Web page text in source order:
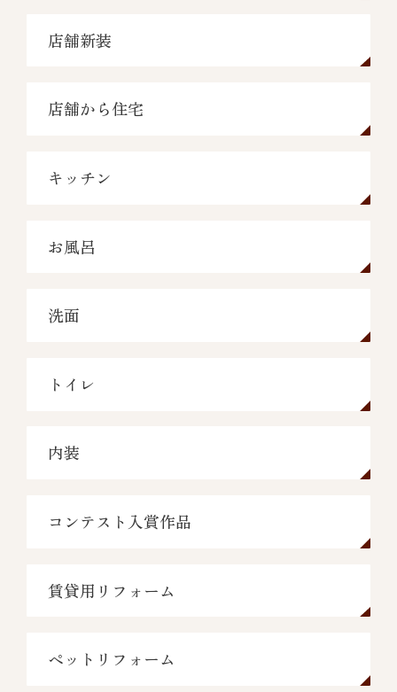
店舗新装
店舗から住宅
キッチン
お風呂
洗面
トイレ
内装
コンテスト入賞作品
賃貸用リフォーム
ペットリフォーム